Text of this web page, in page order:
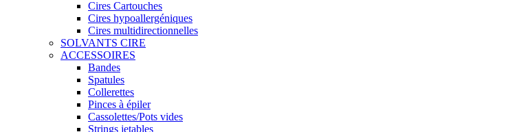
Cires Cartouches
Cires hypoallergéniques
Cires multidirectionnelles
SOLVANTS CIRE
ACCESSOIRES
Bandes
Spatules
Collerettes
Pinces à épiler
Cassolettes/Pots vides
Strings jetables